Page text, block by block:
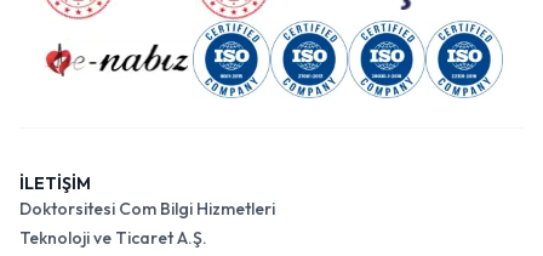
İLETİŞİM
Doktorsitesi Com Bilgi Hizmetleri
Teknoloji ve Ticaret A.Ş.